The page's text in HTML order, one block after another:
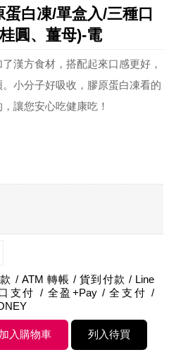
蛋白凍/單盒入/三種口
圓、薑母)-電
漢方食材，搭配起來口感更好，
小分子好吸收，膠原蛋白凍看的
讓您安心吃健康吃！
/ ATM 轉帳 / 貨到付款 / Line
支付 / 全盈+Pay / 全支付 /